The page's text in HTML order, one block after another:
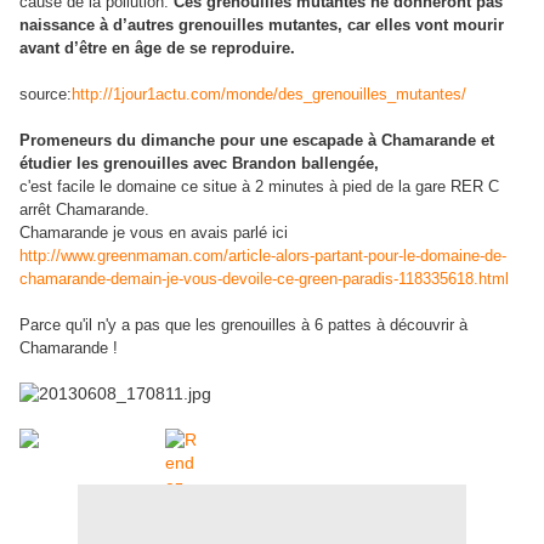
naissance à d’autres grenouilles mutantes, car elles vont mourir
avant d’être en âge de se reproduire.
source: http://1jour1actu.com/monde/des_grenouilles_mutantes/
Promeneurs du dimanche pour une escapade à Chamarande et
étudier les grenouilles avec Brandon ballengée,
c'est facile le domaine ce situe à 2 minutes à pied de la gare RER C
arrêt Chamarande.
Chamarande je vous en avais parlé ici
http://www.greenmaman.com/article-alors-partant-pour-le-domaine-de-
chamarande-demain-je-vous-devoile-ce-green-paradis-118335618.html
Parce qu'il n'y a pas que les grenouilles à 6 pattes à découvrir à
Chamarande !